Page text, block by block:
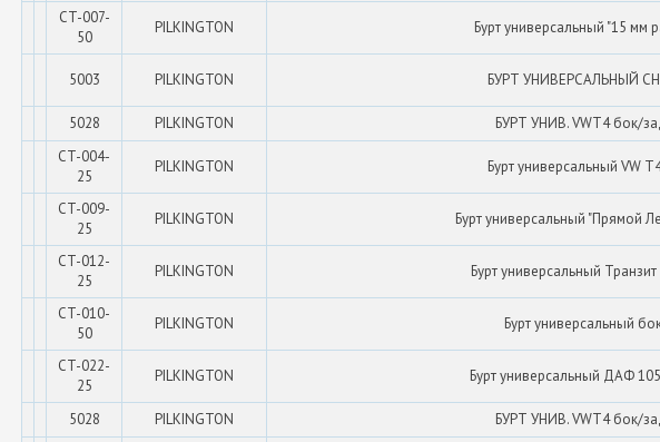
CT-007-
50
PILKINGTON Бурт универсальный "15 мм
5003 PILKINGTON БУРТ УНИВЕРСАЛЬНЫЙ
5028 PILKINGTON БУРТ УНИВ. VWТ4 бок/
CT-004-
25
PILKINGTON Бурт универсальный VW
CT-009-
25
PILKINGTON Бурт универсальный "Прямой
CT-012-
25
PILKINGTON Бурт универсальный
CT-010-
50
PILKINGTON Бурт универсальный
CT-022-
25
PILKINGTON Бурт универсальный ДАФ
5028 PILKINGTON БУРТ УНИВ. VWТ4 бок/